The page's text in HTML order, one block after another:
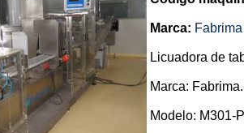
Marca: Fabrima
Licuadora de
Marca: Fabrima.
Modelo: M301-